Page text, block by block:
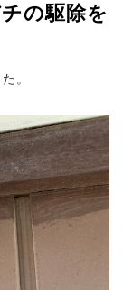
の駆除を
。